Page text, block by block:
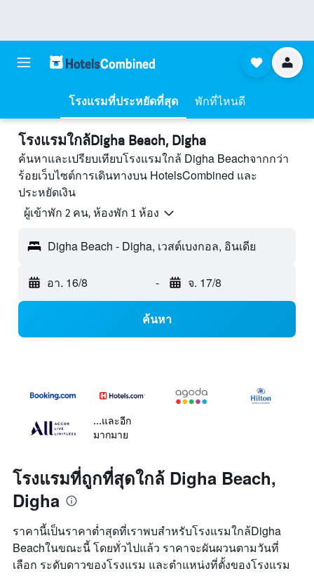
โรงแรมที่ประหยัดที่สุด พักที่ไหนดี
โรงแรมใกล้Digha Beach, Digha
ค้นหาและเปรียบเทียบโรงแรมใกล้ Digha Beachจากกว่า
ร้อยเว็บไซต์การเดินทางบน HotelsCombined และ
ประหยัดเงิน
ผู้เข้าพัก 2 คน, ห้องพัก 1 ห้อง
Digha Beach - Digha, เวสต์เบงกอล, อินเดีย
อา. 16/8 - จ. 17/8
ค้นหา
...และอีก
มากมาย
โรงแรมที่ถูกที่สุดใกล้ Digha Beach,
Digha
ราคานี้เป็นราคาต่ำสุดที่เราพบสำหรับโรงแรมใกล้Digha
Beachในขณะนี้ โดยทั่วไปแล้ว ราคาจะผันผวนตามวันที่
เลือก ระดับดาวของโรงแรม และตำแหน่งที่ตั้งของโรงแรม